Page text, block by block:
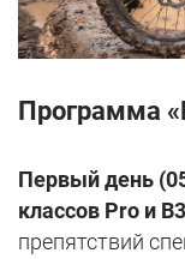
Программа
Первый день
классов Pro и
препятствий